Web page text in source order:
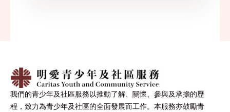
我們的青少年及社區服務以推動了解、關懷、參與及承擔的歷
程，致力為青少年及社區的全面發展而工作。本服務亦鼓勵青